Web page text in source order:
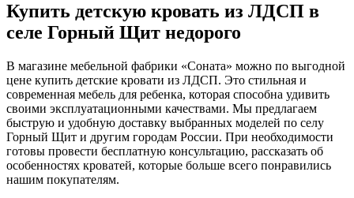
Купить детскую кровать из ЛДСП в
селе Горный Щит недорого
В магазине мебельной фабрики «Соната» можно по выгодной
цене купить детские кровати из ЛДСП. Это стильная и
современная мебель для ребенка, которая способна удивить
своими эксплуатационными качествами. Мы предлагаем
быструю и удобную доставку выбранных моделей по селу
Горный Щит и другим городам России. При необходимости
готовы провести бесплатную консультацию, рассказать об
особенностях кроватей, которые больше всего понравились
нашим покупателям.